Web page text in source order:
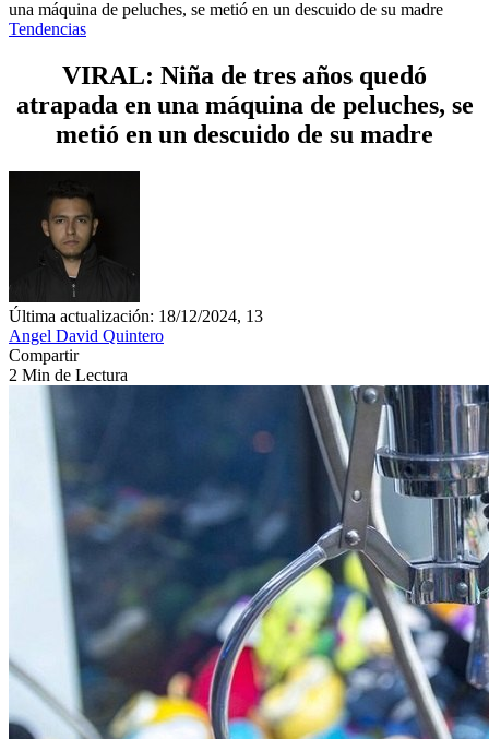
una máquina de peluches, se metió en un descuido de su madre
Tendencias
VIRAL: Niña de tres años quedó
atrapada en una máquina de peluches, se
metió en un descuido de su madre
Última actualización: 18/12/2024, 13
Angel David Quintero
Compartir
2 Min de Lectura